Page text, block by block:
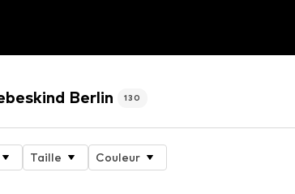
Berlin 130
Taille Couleur